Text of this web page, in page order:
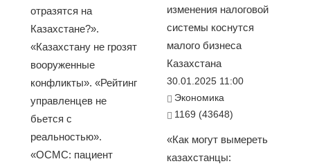
отразятся на
Казахстане?».
«Казахстану не грозят
вооруженные
конфликты». «Рейтинг
управленцев не
бьется с
реальностью».
«ОСМС: пациент
изменения налоговой
системы коснутся
малого бизнеса
Казахстана
30.01.2025 11:00
Экономика
1169 (43648)
«Как могут вымереть
казахстанцы: